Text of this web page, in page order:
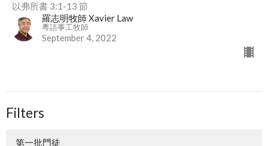
以弗所書 3:1-13 節
羅志明牧師 Xavier Law
粵語事工牧師
September 4, 2022
Filters
第一批門徒